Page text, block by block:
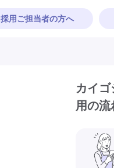
採用ご担当者の方へ
カイ
用の流